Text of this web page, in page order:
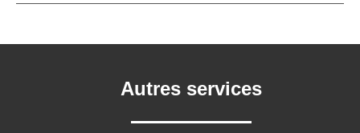
Autres services